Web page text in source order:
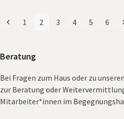
Vorheriger
Seite
1 Seite
2 Seite
3 Seite
4 Seite
5 Seite
6
Beratung
Bei Fragen zum Haus oder zu
zur Beratung oder
Mitarbeiter*innen im